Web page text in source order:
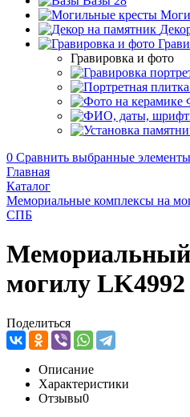
Гравировка и фото
0 Сравнить выбранные элементы
Главная
Каталог
Мемориальные комплексы на
СПБ
Мемориальный
могилу LK4992
Поделиться
Описание
Характеристики
Отзывы0